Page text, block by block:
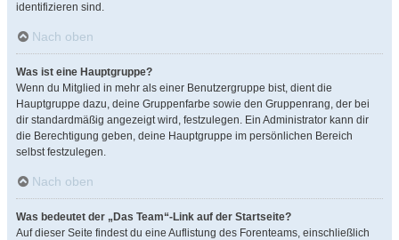
identifizieren sind.
Nach oben
Was ist eine Hauptgruppe?
Wenn du Mitglied in mehr als einer Benutzergruppe bist, dient die
Hauptgruppe dazu, deine Gruppenfarbe sowie den Gruppenrang, der bei
dir standardmäßig angezeigt wird, festzulegen. Ein Administrator kann dir
die Berechtigung geben, deine Hauptgruppe im persönlichen Bereich
selbst festzulegen.
Nach oben
Was bedeutet der „Das Team“-Link auf der Startseite?
Auf dieser Seite findest du eine Auflistung des Forenteams, einschließlich